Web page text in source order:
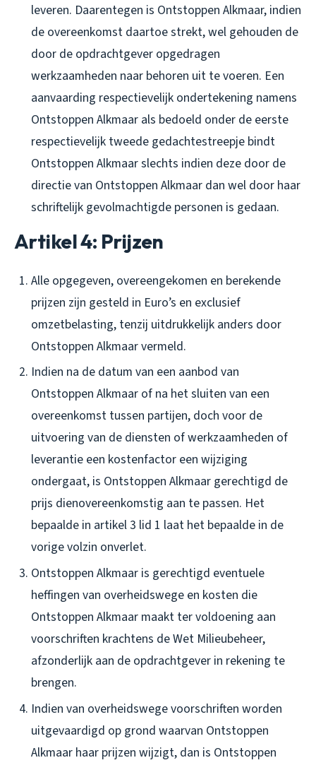
leveren. Daarentegen is Ontstoppen Alkmaar, indien
de overeenkomst daartoe strekt, wel gehouden de
door de opdrachtgever opgedragen
werkzaamheden naar behoren uit te voeren. Een
aanvaarding respectievelijk ondertekening namens
Ontstoppen Alkmaar als bedoeld onder de eerste
respectievelijk tweede gedachtestreepje bindt
Ontstoppen Alkmaar slechts indien deze door de
directie van Ontstoppen Alkmaar dan wel door haar
schriftelijk gevolmachtigde personen is gedaan.
Artikel 4: Prijzen
Alle opgegeven, overeengekomen en berekende
prijzen zijn gesteld in Euro’s en exclusief
omzetbelasting, tenzij uitdrukkelijk anders door
Ontstoppen Alkmaar vermeld.
Indien na de datum van een aanbod van
Ontstoppen Alkmaar of na het sluiten van een
overeenkomst tussen partijen, doch voor de
uitvoering van de diensten of werkzaamheden of
leverantie een kostenfactor een wijziging
ondergaat, is Ontstoppen Alkmaar gerechtigd de
prijs dienovereenkomstig aan te passen. Het
bepaalde in artikel 3 lid 1 laat het bepaalde in de
vorige volzin onverlet.
Ontstoppen Alkmaar is gerechtigd eventuele
heffingen van overheidswege en kosten die
Ontstoppen Alkmaar maakt ter voldoening aan
voorschriften krachtens de Wet Milieubeheer,
afzonderlijk aan de opdrachtgever in rekening te
brengen.
Indien van overheidswege voorschriften worden
uitgevaardigd op grond waarvan Ontstoppen
Alkmaar haar prijzen wijzigt, dan is Ontstoppen